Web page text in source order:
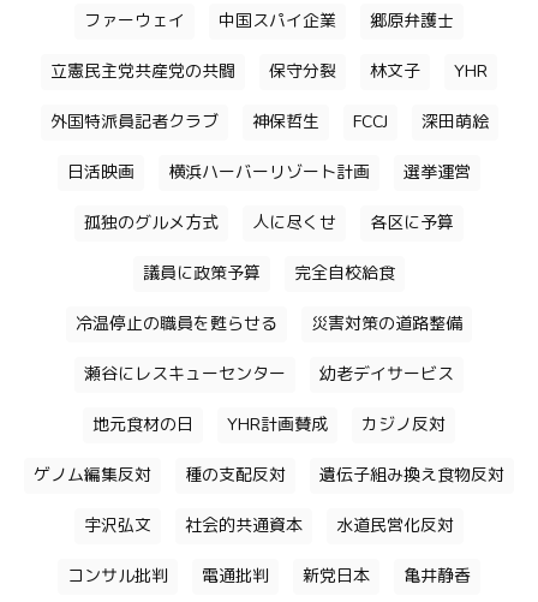
ファーウェイ 中国スパイ企業 郷原弁護士
立憲民主党共産党の共闘 保守分裂 林文子 YHR
外国特派員記者クラブ 神保哲生 FCCJ 深田萌絵
日活映画 横浜ハーバーリゾート計画 選挙運営
孤独のグルメ方式 人に尽くせ 各区に予算
議員に政策予算 完全自校給食
冷温停止の職員を甦らせる 災害対策の道路整備
瀬谷にレスキューセンター 幼老デイサービス
地元食材の日 YHR計画賛成 カジノ反対
ゲノム編集反対 種の支配反対 遺伝子組み換え食物反対
宇沢弘文 社会的共通資本 水道民営化反対
コンサル批判 電通批判 新党日本 亀井静香